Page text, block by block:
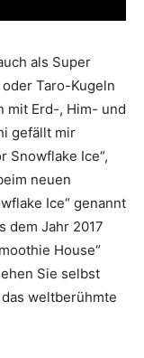
als Super
Taro-Kugeln
mit Erd-, Him- und
gefällt mir
Snowflake Ice“,
neuen
Ice“ genannt
dem Jahr 2017
House“
Sie selbst
weltberühmte